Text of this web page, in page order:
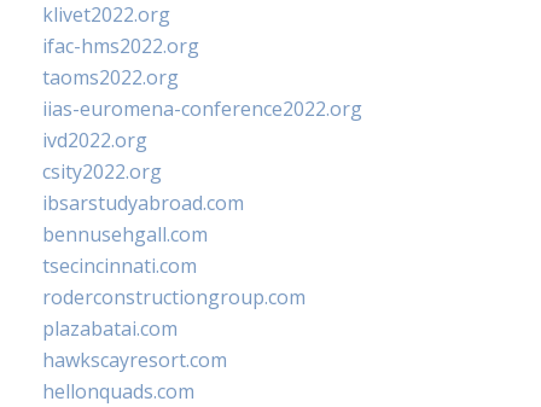
klivet2022.org
ifac-hms2022.org
taoms2022.org
iias-euromena-conference2022.org
ivd2022.org
csity2022.org
ibsarstudyabroad.com
bennusehgall.com
tsecincinnati.com
roderconstructiongroup.com
plazabatai.com
hawkscayresort.com
hellonquads.com